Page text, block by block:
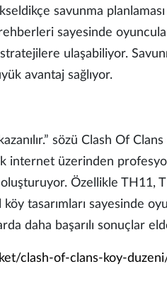
savunma
sayesinde
ulaşabiliyor.
avantaj sağlıyor.
sözü Clash Of Clans
internet üzerinden
Özellikle TH11,
tasarımları sayesinde
daha başarılı sonuçlar
clash-of-clans-koy-